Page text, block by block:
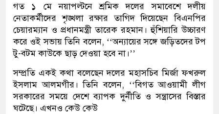
গত ১ মে নয়াপল্টনে শ্রমিক দলের সমাবেশে দলীয়
নেতাকর্মীদের শৃঙ্খলা রক্ষার তাগিদ দিয়েছেন বিএনপির
চেয়ারম্যান ও প্রধানমন্ত্রী তারেক রহমান। হুঁশিয়ারি উচ্চারণ
করে ওই সভায় তিনি বলেন, ‘‘অন্যায়ের সঙ্গে জড়িতদের টপ
টু-বটম কাউকে ছাড় দেওয়া হবে না।’’
সম্প্রতি একই কথা বলেছেন দলের মহাসচিব মির্জা ফখরুল
ইসলাম আলমগীর। তিনি বলেন, ‘‘বিগত আওয়ামী লীগ
সরকারের সময়ে দেশে ব্যাপক দুর্নীতি ও সন্ত্রাসের বিস্তার
ঘটেছে। এখনও কেউ কেউ